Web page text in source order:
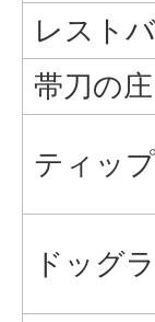
レスト
帯刀の庄
ティッ
ドッグ